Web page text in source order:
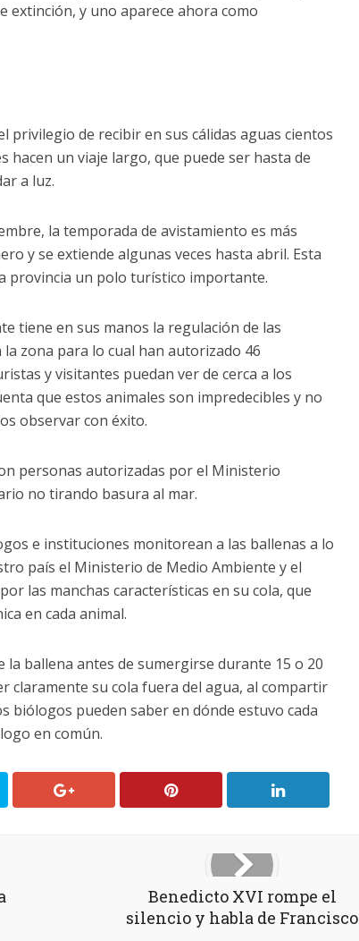
extinción, y uno aparece ahora como
privilegio de recibir en sus cálidas aguas cientos
hacen un viaje largo, que puede ser hasta de
a luz.
la temporada de avistamiento es más
y se extiende algunas veces hasta abril. Esta
provincia un polo turístico importante.
tiene en sus manos la regulación de las
zona para lo cual han autorizado 46
y visitantes puedan ver de cerca a los
que estos animales son impredecibles y no
observar con éxito.
personas autorizadas por el Ministerio
no tirando basura al mar.
e instituciones monitorean a las ballenas a lo
país el Ministerio de Medio Ambiente y el
las manchas características en su cola, que
en cada animal.
la ballena antes de sumergirse durante 15 o 20
claramente su cola fuera del agua, al compartir
biólogos pueden saber en dónde estuvo cada
en común.
Benedicto XVI rompe el
silencio y habla de Francisco